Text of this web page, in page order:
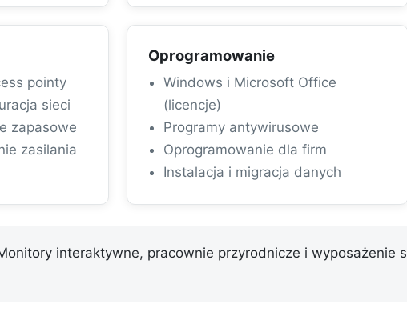
pointy
sieci
zapasowe
zasilania
Oprogramowanie
Windows i Microsoft Office
(licencje)
Programy antywirusowe
Oprogramowanie dla firm
Instalacja i migracja danych
interaktywne, pracownie przyrodnicze i wyposażenie